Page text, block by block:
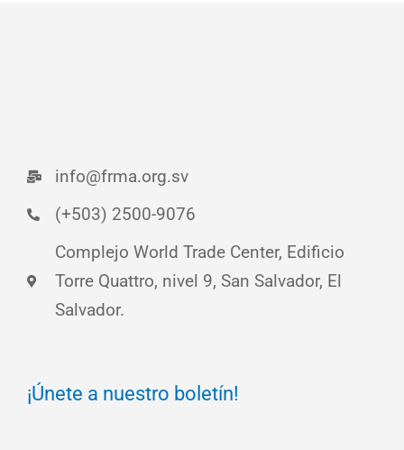
info@frma.org.sv
(+503) 2500-9076
Complejo World Trade Center, Edificio
Torre Quattro, nivel 9, San Salvador, El
Salvador.
¡Únete a nuestro boletín!